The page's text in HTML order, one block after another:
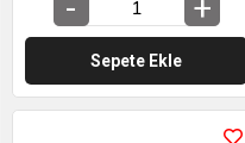
Sepete Ekle